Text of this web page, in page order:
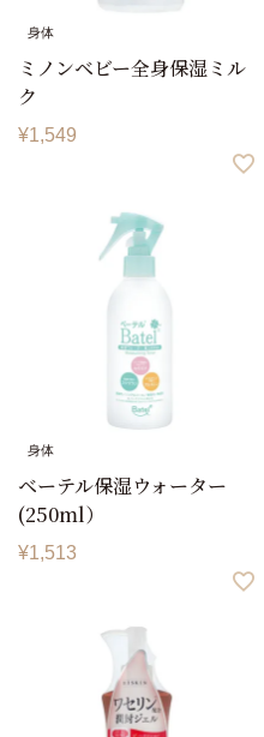
身体
ミノンベビー全身保湿ミル
ク
¥1,549
身体
ベーテル保湿ウォーター
(250ml）
¥1,513